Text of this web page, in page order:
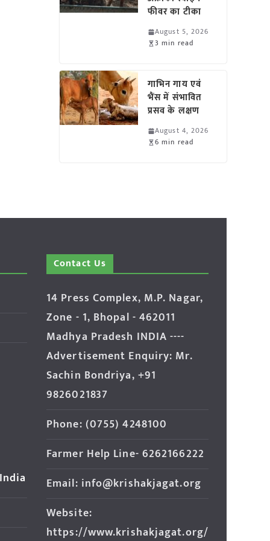
फीवर का टीका
August 5, 2026
3 min read
गाभिन गाय एवं
भैंस में संभावित
प्रसव के लक्षण
August 4, 2026
6 min read
Contact Us
14 Press Complex, M.P. Nagar,
Zone - 1, Bhopal - 462011
Madhya Pradesh INDIA ----
Advertisement Enquiry: Mr.
Sachin Bondriya, +91
9826021837
Phone: (0755) 4248100
Farmer Help Line- 6262166222
Email: info@krishakjagat.org
Website:
https://www.krishakjagat.org/